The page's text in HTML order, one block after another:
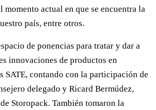
actual en que se encuentra la
país, entre otros.
de ponencias para tratar y dar a
innovaciones de productos en
SATE, contando con la participación de
delegado y Ricard Bermúdez,
Storopack. También tomaron la